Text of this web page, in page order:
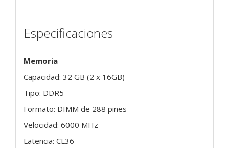
Especificaciones
Memoria
Capacidad: 32 GB (2 x 16GB)
Tipo: DDR5
Formato: DIMM de 288 pines
Velocidad: 6000 MHz
Latencia: CL36